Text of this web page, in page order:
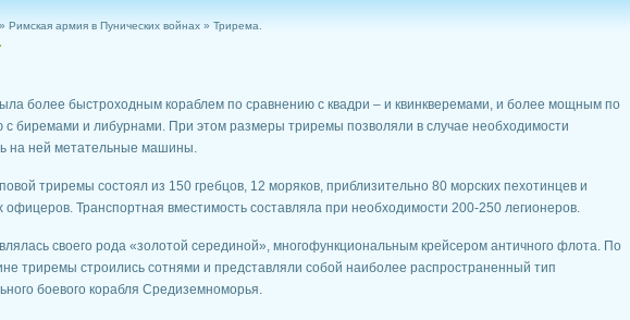
» Римская армия в Пунических войнах » Трирема.
более быстроходным кораблем по сравнению с квадри – и квинкверемами, и более мощным по
с биремами и либурнами. При этом размеры триремы позволяли в случае необходимости
на ней метательные машины.
триремы состоял из 150 гребцов, 12 моряков, приблизительно 80 морских пехотинцев и
офицеров. Транспортная вместимость составляла при необходимости 200-250 легионеров.
своего рода «золотой серединой», многофункциональным крейсером античного флота. По
триремы строились сотнями и представляли собой наиболее распространенный тип
боевого корабля Средиземноморья.